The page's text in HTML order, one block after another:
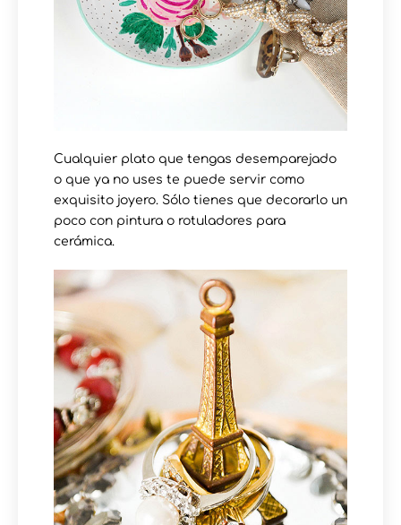
Cualquier plato que tengas desemparejado
o que ya no uses te puede servir como
exquisito joyero. Sólo tienes que decorarlo un
poco con pintura o rotuladores para
cerámica.